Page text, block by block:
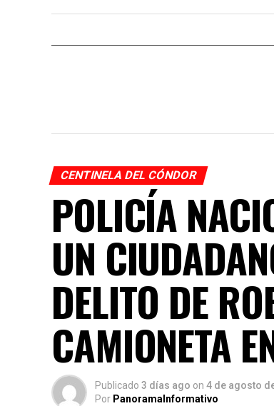
CENTINELA DEL CÓNDOR
POLICÍA
UN
DELITO DE
CAMIONETA
Publicado 3 días ago on 4 de agosto
Por PanoramaInformativo